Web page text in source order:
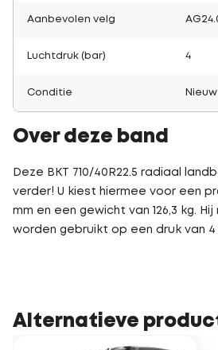
Aanbevolen velg
Luchtdruk (bar) 4
Conditie Nieuw
Over deze band
Deze BKT 710/40R22.5 radiaal
verder! U kiest hiermee voor een
mm en een gewicht van 126,3 kg.
worden gebruikt op een druk van 4
Alternatieve